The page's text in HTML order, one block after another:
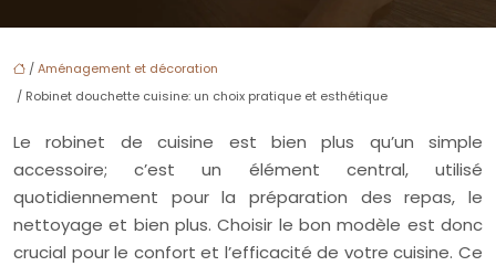
/Aménagement et décoration
/ Robinet douchette cuisine: un choix pratique et esthétique
Le robinet de cuisine est bien plus qu’un simple
accessoire; c’est un élément central, utilisé
quotidiennement pour la préparation des repas, le
nettoyage et bien plus. Choisir le bon modèle est donc
crucial pour le confort et l’efficacité de votre cuisine. Ce